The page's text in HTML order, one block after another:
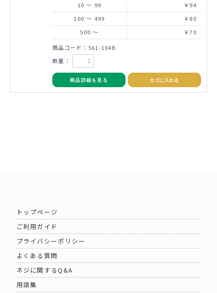
10 ～ 99
￥94
100 ～ 499
￥80
500 ～
￥70
商品コード：561-104B
数量：
商品詳細を見る カゴに入れる
トップページ
ご利用ガイド
プライバシーポリシー
よくある質問
ネジに関するQ&A
用語集